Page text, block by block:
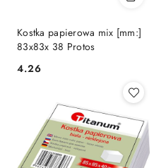
Kostka papierowa mix [mm:]
83x83x 38 Protos
Cena:
4.26